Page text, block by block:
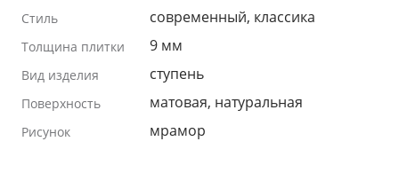
Стиль современный, классика
Толщина плитки 9 мм
Вид изделия ступень
Поверхность матовая, натуральная
Рисунок мрамор